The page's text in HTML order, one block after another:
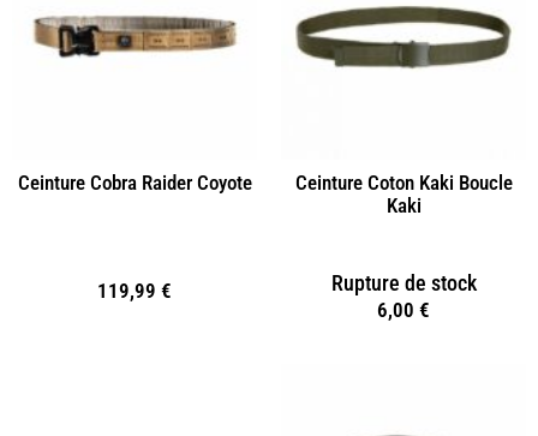
Ceinture Cobra Raider Coyote
119,99 €
Ceinture Coton Kaki Boucle
Kaki
Rupture de stock
6,00 €